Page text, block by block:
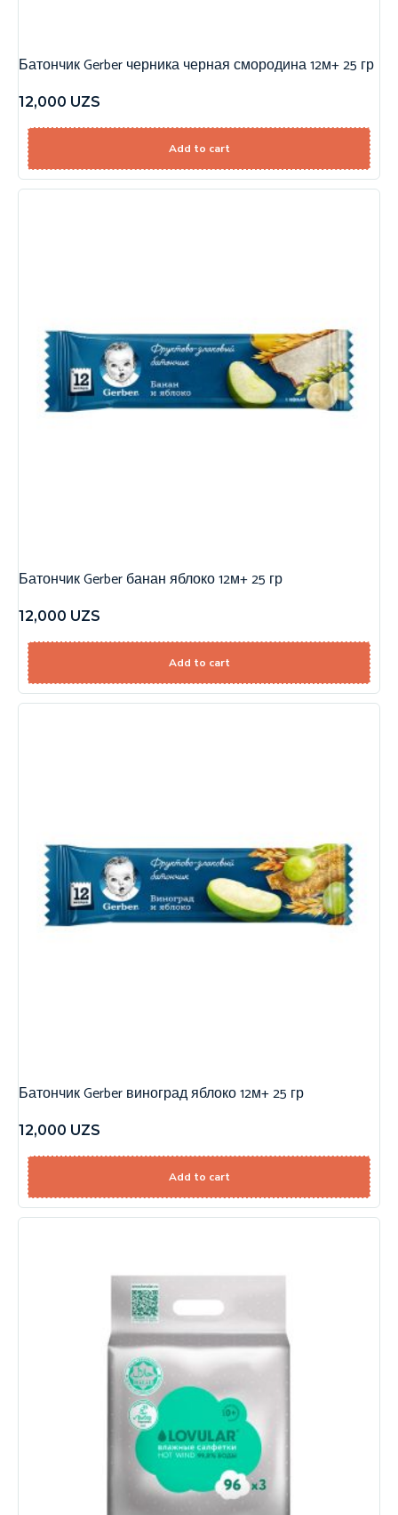
Батончик Gerber черника черная смородина 12м+ 25 гр
12,000 UZS
Add to cart
Батончик Gerber банан яблоко 12м+ 25 гр
12,000 UZS
Add to cart
Батончик Gerber виноград яблоко 12м+ 25 гр
12,000 UZS
Add to cart